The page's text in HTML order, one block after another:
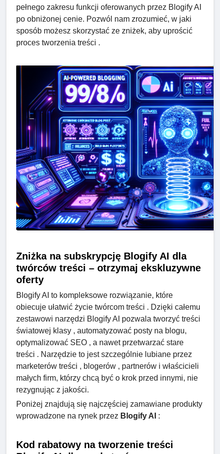
pełnego zakresu funkcji oferowanych przez Blogify AI
po obniżonej cenie. Pozwól nam zrozumieć, w jaki
sposób możesz skorzystać ze zniżek, aby uprościć
proces tworzenia treści .
Zniżka na subskrypcję Blogify AI dla
twórców treści – otrzymaj ekskluzywne
oferty
Blogify AI to kompleksowe rozwiązanie, które
obiecuje ułatwić życie twórcom treści . Dzięki całemu
zestawowi narzędzi Blogify AI pozwala tworzyć treści
światowej klasy , automatyzować posty na blogu,
optymalizować SEO , a nawet przetwarzać stare
treści . Narzędzie to jest szczególnie lubiane przez
marketerów treści , blogerów , partnerów i właścicieli
małych firm, którzy chcą być o krok przed innymi, nie
rezygnując z jakości.
Poniżej znajdują się najczęściej zamawiane produkty
wprowadzone na rynek przez Blogify AI :
Kod rabatowy na tworzenie treści